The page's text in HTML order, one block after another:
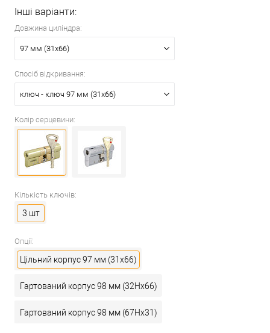
Інші варіанти:
Довжина циліндра:
97 мм (31x66)
Спосіб відкривання:
ключ - ключ 97 мм (31x66)
Колір серцевини:
Кількість ключів:
3 шт
Опції:
Цільний корпус 97 мм (31x66)
Гартований корпус 98 мм (32Hx66)
Гартований корпус 98 мм (67Hx31)